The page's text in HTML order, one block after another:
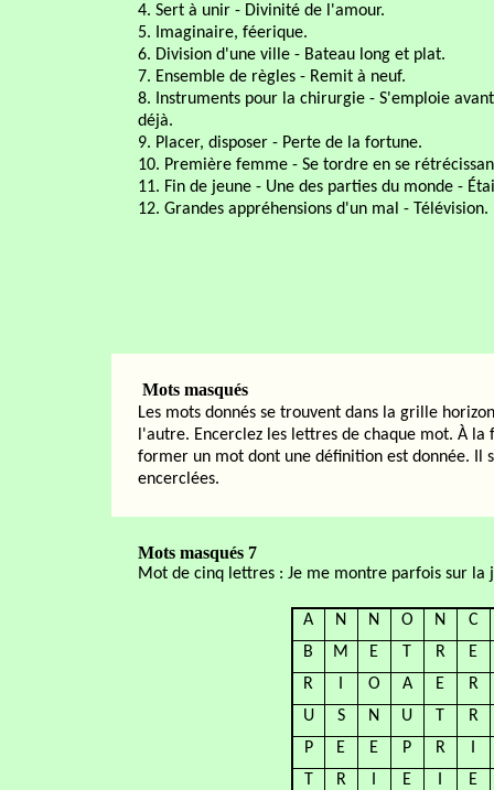
4. Sert à unir - Divinité de l'amour.
5. Imaginaire, féerique.
6. Division d'une ville - Bateau long et plat.
7. Ensemble de règles - Remit à neuf.
8. Instruments pour la chirurgie - S'emploie avant
déjà.
9. Placer, disposer - Perte de la fortune.
10. Première femme - Se tordre en se
11. Fin de jeune - Une des parties du monde -
12. Grandes appréhensions d'un mal - Télévision.
Mots masqués
Les mots donnés se trouvent dans la grille
l'autre. Encerclez les lettres de chaque mot. À
former un mot dont une définition est donnée.
encerclées.
Mots masqués 7
Mot de cinq lettres : Je me montre parfois sur la
A N N O N
C
B
M E T R
E
R
O A E
R
U
S N U T
R
P
E E P R
T
R E
E